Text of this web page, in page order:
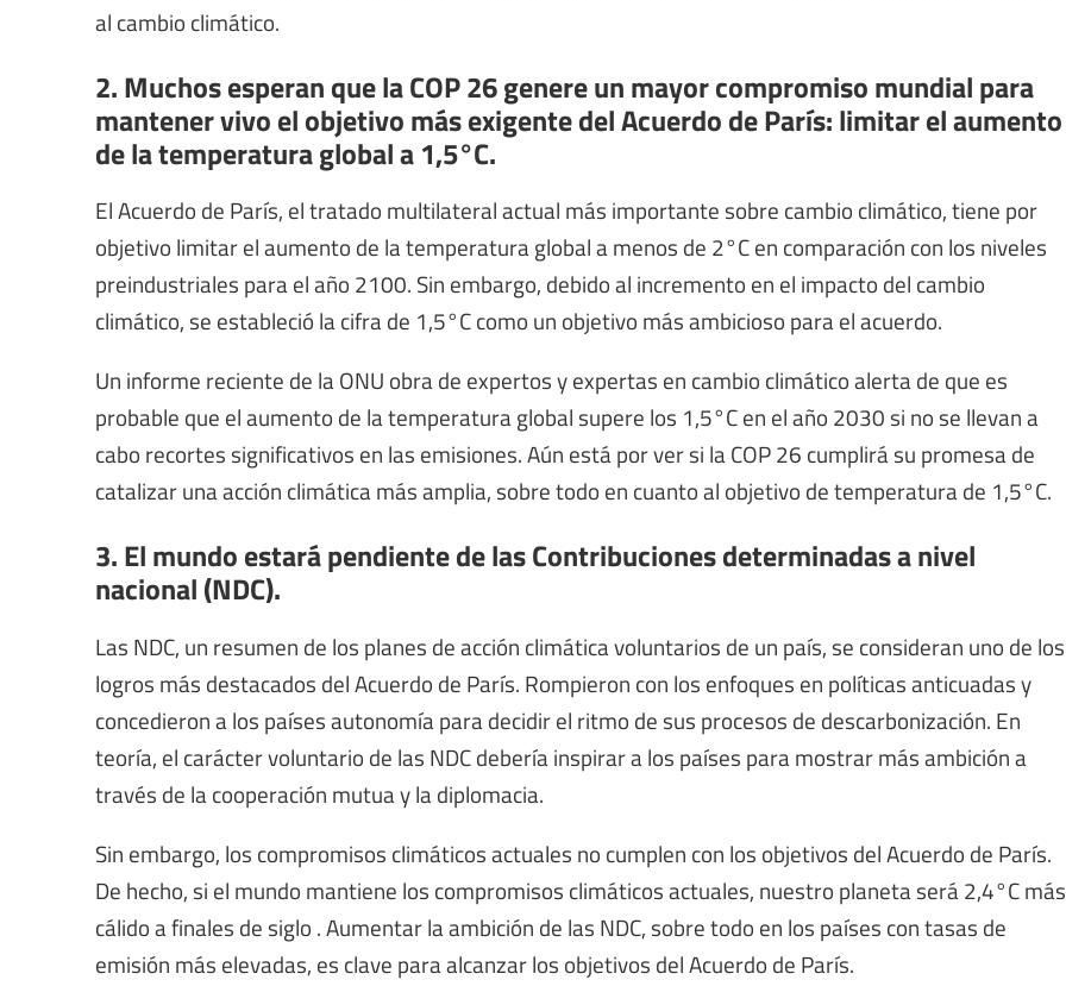
al cambio climático.
2. Muchos esperan que la COP 26 genere un mayor compromiso mundial para
mantener vivo el objetivo más exigente del Acuerdo de París: limitar el aumento
de la temperatura global a 1,5°C.
El Acuerdo de París, el tratado multilateral actual más importante sobre cambio climático, tiene por
objetivo limitar el aumento de la temperatura global a menos de 2°C en comparación con los niveles
preindustriales para el año 2100. Sin embargo, debido al incremento en el impacto del cambio
climático, se estableció la cifra de 1,5°C como un objetivo más ambicioso para el acuerdo.
Un informe reciente de la ONU obra de expertos y expertas en cambio climático alerta de que es
probable que el aumento de la temperatura global supere los 1,5°C en el año 2030 si no se llevan a
cabo recortes significativos en las emisiones. Aún está por ver si la COP 26 cumplirá su promesa de
catalizar una acción climática más amplia, sobre todo en cuanto al objetivo de temperatura de 1,5°C.
3. El mundo estará pendiente de las Contribuciones determinadas a nivel
nacional (NDC).
Las NDC, un resumen de los planes de acción climática voluntarios de un país, se consideran uno de los
logros más destacados del Acuerdo de París. Rompieron con los enfoques en políticas anticuadas y
concedieron a los países autonomía para decidir el ritmo de sus procesos de descarbonización. En
teoría, el carácter voluntario de las NDC debería inspirar a los países para mostrar más ambición a
través de la cooperación mutua y la diplomacia.
Sin embargo, los compromisos climáticos actuales no cumplen con los objetivos del Acuerdo de París.
De hecho, si el mundo mantiene los compromisos climáticos actuales, nuestro planeta será 2,4°C más
cálido a finales de siglo . Aumentar la ambición de las NDC, sobre todo en los países con tasas de
emisión más elevadas, es clave para alcanzar los objetivos del Acuerdo de París.